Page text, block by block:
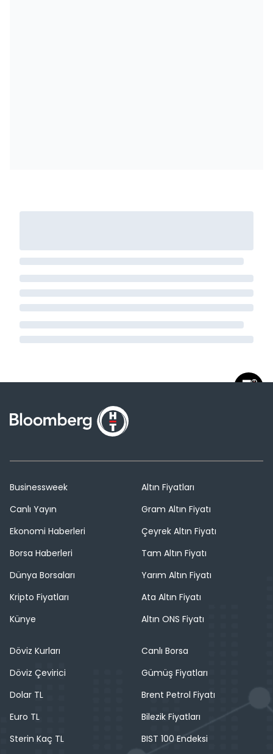
Businessweek
Canlı Yayın
Ekonomi Haberleri
Borsa Haberleri
Dünya Borsaları
Kripto Fiyatları
Künye
Altın Fiyatları
Gram Altın Fiyatı
Çeyrek Altın Fiyatı
Tam Altın Fiyatı
Yarım Altın Fiyatı
Ata Altın Fiyatı
Altın ONS Fiyatı
Döviz Kurları
Döviz Çevirici
Dolar TL
Euro TL
Sterin Kaç TL
Canlı Borsa
Gümüş Fiyatları
Brent Petrol Fiyatı
Bilezik Fiyatları
BIST 100 Endeksi